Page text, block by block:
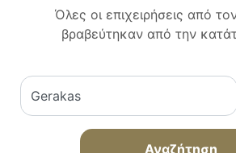
Όλες οι επιχειρήσεις από
βραβεύτηκαν από την
Αναζήτηση